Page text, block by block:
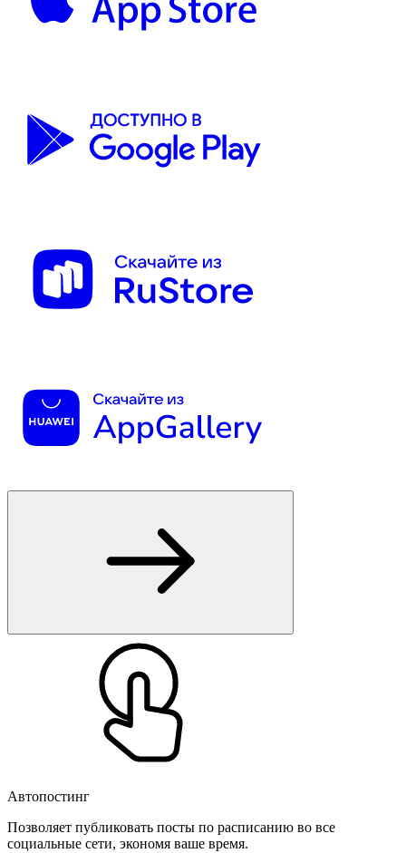
Автопостинг
Позволяет публиковать посты по расписанию во все
социальные сети, экономя ваше время.